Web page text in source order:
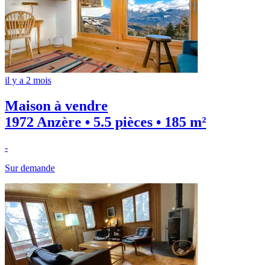
il y a 2 mois
Maison à vendre
1972 Anzère • 5.5 pièces • 185 m²
-
Sur demande